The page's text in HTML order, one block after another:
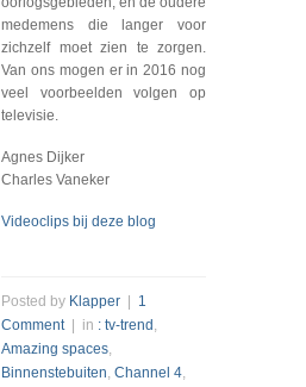
medemens die langer voor
zichzelf moet zien te zorgen.
Van ons mogen er in 2016 nog
veel voorbeelden volgen op
televisie.
Agnes Dijker
Charles Vaneker
Videoclips bij deze blog
Posted by Klapper
1
Comment| in : tv-trend ,
Amazing spaces,
Binnenstebuiten, Channel 4,